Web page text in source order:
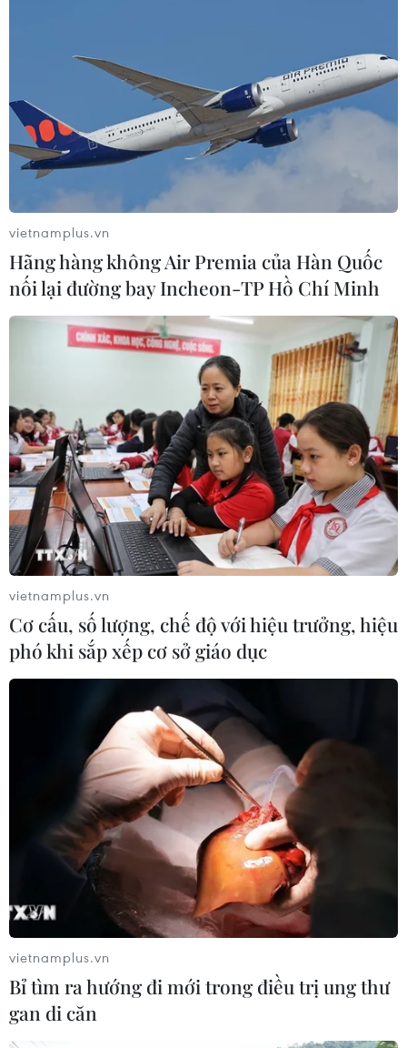
vietnamplus.vn
Hãng hàng không Air Premia của Hàn Quốc
nối lại đường bay Incheon-TP Hồ Chí Minh
vietnamplus.vn
Cơ cấu, số lượng, chế độ với hiệu trưởng, hiệu
phó khi sắp xếp cơ sở giáo dục
vietnamplus.vn
Bỉ tìm ra hướng đi mới trong điều trị ung thư
gan di căn